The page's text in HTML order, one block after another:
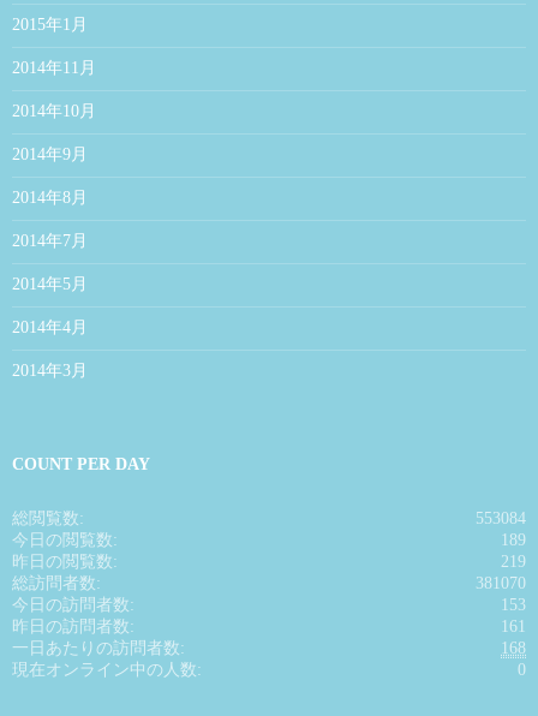
2015年1月
2014年11月
2014年10月
2014年9月
2014年8月
2014年7月
2014年5月
2014年4月
2014年3月
COUNT PER DAY
553084
総閲覧数:
189
今日の閲覧数:
219
昨日の閲覧数:
381070
総訪問者数:
153
今日の訪問者数:
161
昨日の訪問者数:
168
一日あたりの訪問者数:
0
現在オンライン中の人数: